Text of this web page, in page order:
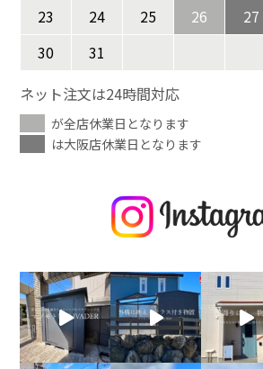
23
24 25 26 27
30
31
ネット注文は24時間対応
が全店休業日となります
は大阪店休業日となります